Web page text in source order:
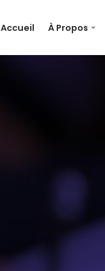
Accueil À Propos